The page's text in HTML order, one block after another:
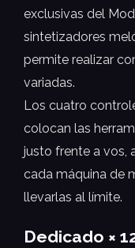
exclusivas del
sintetizadores
permite realizar
variadas.
Los cuatro
colocan las
justo frente a vos,
cada máquina de
llevarlas al límite.
Dedicado ×